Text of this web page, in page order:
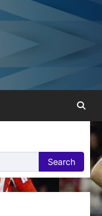
Search